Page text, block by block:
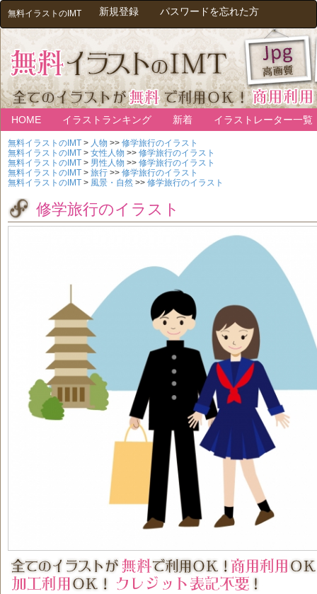
無料イラストのIMT 新規登録 パスワードを忘れた方
HOME イラストランキング 新着 イラストレーター一覧
無料イラストのIMT > 人物 >> 修学旅行のイラスト
無料イラストのIMT > 女性人物 >> 修学旅行のイラスト
無料イラストのIMT > 男性人物 >> 修学旅行のイラスト
無料イラストのIMT > 旅行 >> 修学旅行のイラスト
無料イラストのIMT > 風景・自然 >> 修学旅行のイラスト
修学旅行のイラスト